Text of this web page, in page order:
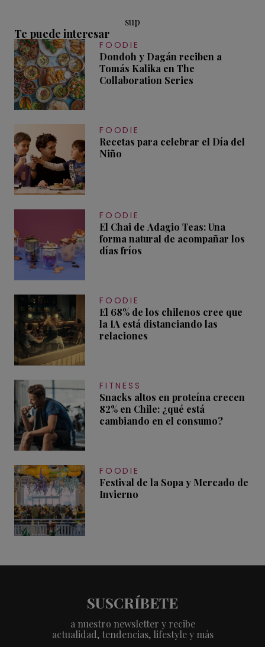
sup
Te puede interesar
FOODIE
Dondoh y Dagán reciben a
Tomás Kalika en The
Collaboration Series
FOODIE
Recetas para celebrar el Día del
Niño
FOODIE
El Chai de Adagio Teas: Una
forma natural de acompañar los
días fríos
FOODIE
El 68% de los chilenos cree que
la IA está distanciando las
relaciones
FITNESS
Snacks altos en proteína crecen
82% en Chile: ¿qué está
cambiando en el consumo?
FOODIE
Festival de la Sopa y Mercado de
Invierno
SUSCRÍBETE
a nuestro newsletter y recibe
actualidad, tendencias, lifestyle y más